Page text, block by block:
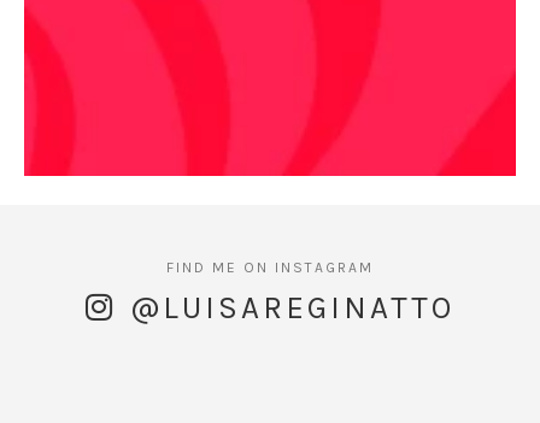
@LUISAREGINATTO